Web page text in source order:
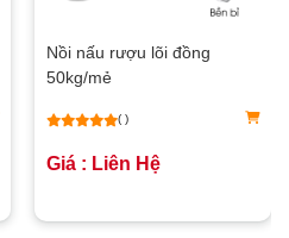
Nồi nấu rượu lõi đồng
50kg/mẻ
( )
Giá : Liên Hệ